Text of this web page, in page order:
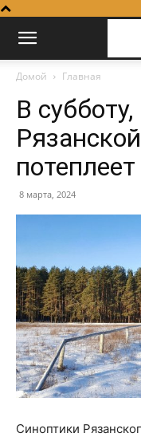
Домой Главная
В
8 марта, 2024
Синоптики